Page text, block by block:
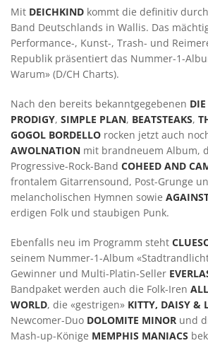
Mit DEICHKIND kommt die definitiv
Band Deutschlands in Wallis. Das
Performance-, Kunst-, Trash- und
Republik präsentiert das Nummer-1-
Warum» (D/CH Charts).
Nach den bereits bekanntgegebenen
PRODIGY, SIMPLE PLAN, BEATSTEAKS,
GOGOL BORDELLO rocken jetzt auch
AWOLNATION mit brandneuem Album,
Progressive-Rock-Band COHEED AND
frontalem Gitarrensound, Post-Grunge
melancholischen Hymnen sowie
erdigen Folk und staubigen Punk.
Ebenfalls neu im Programm steht
seinem Nummer-1-Album
Gewinner und Multi-Platin-Seller
Bandpaket werden auch die Folk-Iren
WORLD, die «gestrigen» KITTY, DAISY &
Newcomer-Duo DOLOMITE MINOR und
Mash-up-Könige MEMPHIS MANIACS